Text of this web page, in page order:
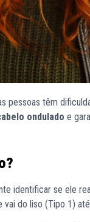
pessoas têm
ondulado e
identificar se ele
do liso (Tipo 1)